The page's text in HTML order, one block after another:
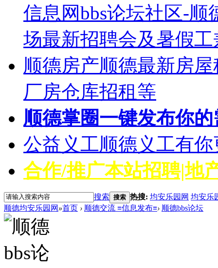
信息网bbs论坛社区-
场最新招聘会及暑假
顺德房产顺德最新房
厂房仓库招租等
顺德掌圈一键发布你
公益义工顺德义工有
合作/推广本站招聘|地
搜索 搜索 热搜: 均安乐园网 均安乐
顺德均安乐园网 »首页 › 顺德交流 ≡信息发布≡› 顺德bbs论坛